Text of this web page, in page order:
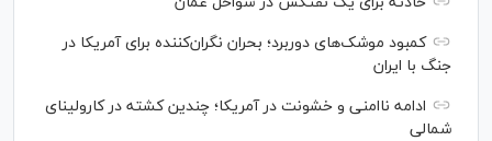
کمبود موشک‌های دوربرد؛ بحران نگران‌کننده برای آمریکا در
جنگ با ایران
ادامه ناامنی و خشونت در آمریکا؛ چندین کشته در کارولینای
شمالی